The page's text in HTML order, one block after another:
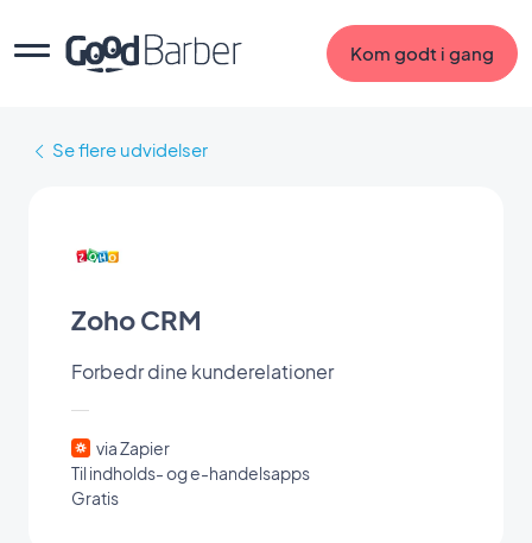
Kom godt i gang
Se flere udvidelser
Zoho CRM
Forbedr dine kunderelationer
via Zapier
Til indholds- og e-handelsapps
Gratis